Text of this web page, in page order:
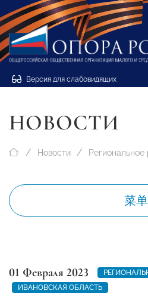
Версия для слабовидящих
НОВОСТИ
Новости Региональное
菜单
01 Февраля 2023
ИВАНОВСКАЯ ОБЛАСТЬ